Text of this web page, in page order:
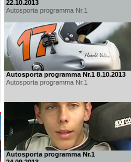
22.10.2013
Autosporta programma Nr.1
Autosporta programma Nr.1 8.10.2013
Autosporta programma Nr.1
Autosporta programma Nr.1